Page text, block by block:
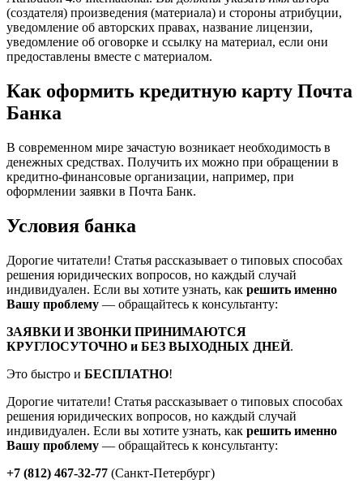
(создателя) произведения (материала) и стороны атрибуции,
уведомление об авторских правах, название лицензии,
уведомление об оговорке и ссылку на материал, если они
предоставлены вместе с материалом.
Как оформить кредитную карту Почта
Банка
В современном мире зачастую возникает необходимость в
денежных средствах. Получить их можно при обращении в
кредитно-финансовые организации, например, при
оформлении заявки в Почта Банк.
Условия банка
Дорогие читатели! Статья рассказывает о типовых способах
решения юридических вопросов, но каждый случай
индивидуален. Если вы хотите узнать, как решить именно
Вашу проблему — обращайтесь к консультанту:
ЗАЯВКИ И ЗВОНКИ ПРИНИМАЮТСЯ
КРУГЛОСУТОЧНО и БЕЗ ВЫХОДНЫХ ДНЕЙ.
Это быстро и БЕСПЛАТНО!
Дорогие читатели! Статья рассказывает о типовых способах
решения юридических вопросов, но каждый случай
индивидуален. Если вы хотите узнать, как решить именно
Вашу проблему — обращайтесь к консультанту:
+7 (812) 467-32-77 (Санкт-Петербург)